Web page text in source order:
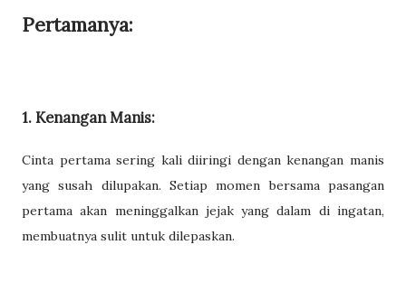
Pertamanya:
1. Kenangan Manis:
Cinta pertama sering kali diiringi dengan kenangan manis
yang susah dilupakan. Setiap momen bersama pasangan
pertama akan meninggalkan jejak yang dalam di ingatan,
membuatnya sulit untuk dilepaskan.